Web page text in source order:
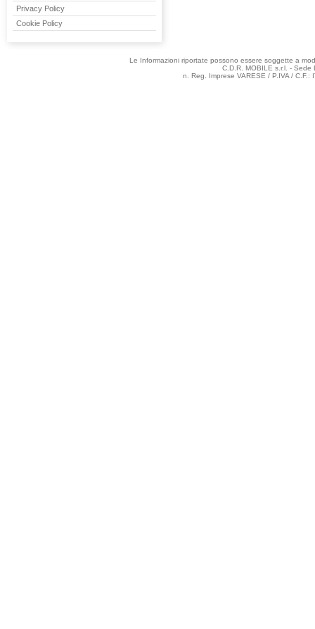
Privacy Policy
Cookie Policy
Le Informazioni riportate possono essere soggette a
C.D.R. MOBILE s.r.l. -
n. Reg. Imprese VARESE / P.IVA /